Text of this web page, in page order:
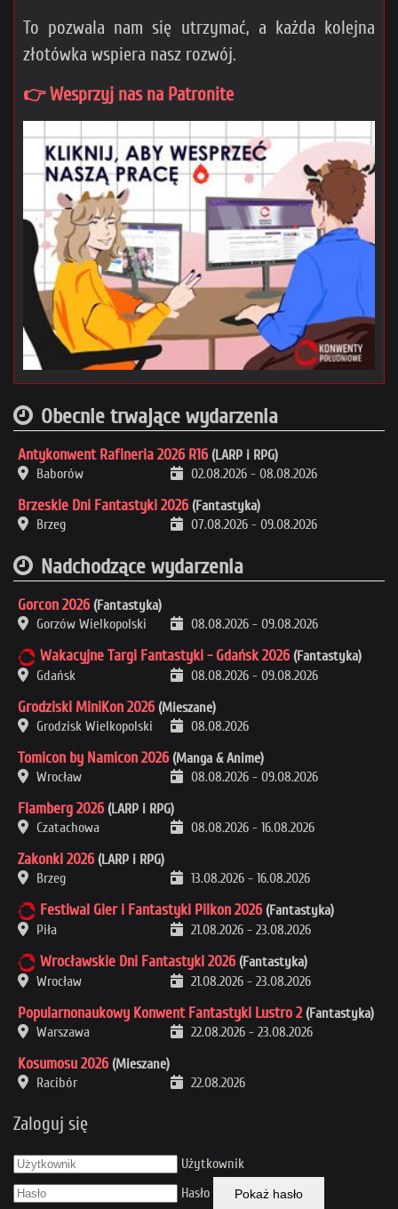
To pozwala nam się utrzymać, a każda kolejna
złotówka wspiera nasz rozwój.
👉 Wesprzyj nas na Patronite
Obecnie trwające wydarzenia
Antykonwent Rafineria 2026 R16 (LARP i RPG)
Baborów
02.08.2026 - 08.08.2026
Brzeskie Dni Fantastyki 2026 (Fantastyka)
Brzeg
07.08.2026 - 09.08.2026
Nadchodzące wydarzenia
Gorcon 2026 (Fantastyka)
Gorzów Wielkopolski
08.08.2026 - 09.08.2026
Wakacyjne Targi Fantastyki - Gdańsk 2026 (Fantastyka)
Gdańsk
08.08.2026 - 09.08.2026
Grodziski MiniKon 2026 (Mieszane)
Grodzisk Wielkopolski
08.08.2026
Tomicon by Namicon 2026 (Manga & Anime)
Wrocław
08.08.2026 - 09.08.2026
Flamberg 2026 (LARP i RPG)
Czatachowa
08.08.2026 - 16.08.2026
Zakonki 2026 (LARP i RPG)
Brzeg
13.08.2026 - 16.08.2026
Festiwal Gier i Fantastyki Pilkon 2026 (Fantastyka)
Piła
21.08.2026 - 23.08.2026
Wrocławskie Dni Fantastyki 2026 (Fantastyka)
Wrocław
21.08.2026 - 23.08.2026
Popularnonaukowy Konwent Fantastyki Lustro 2 (Fantastyka)
Warszawa
22.08.2026 - 23.08.2026
Kosumosu 2026 (Mieszane)
Racibór
22.08.2026
Zaloguj się
Użytkownik
Hasło
Pokaż hasło